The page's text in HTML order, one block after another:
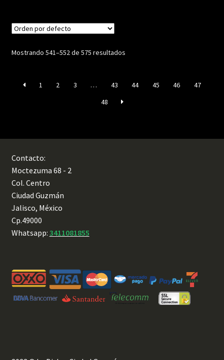
Mostrando 541–552 de 575 resultados
1 2 3 … 43 44 45 46
47
48
Contacto:
Moctezuma 68 - 2
Col. Centro
Ciudad Guzmán
Jalisco, México
Cp.49000
Whatsapp: 3411081855